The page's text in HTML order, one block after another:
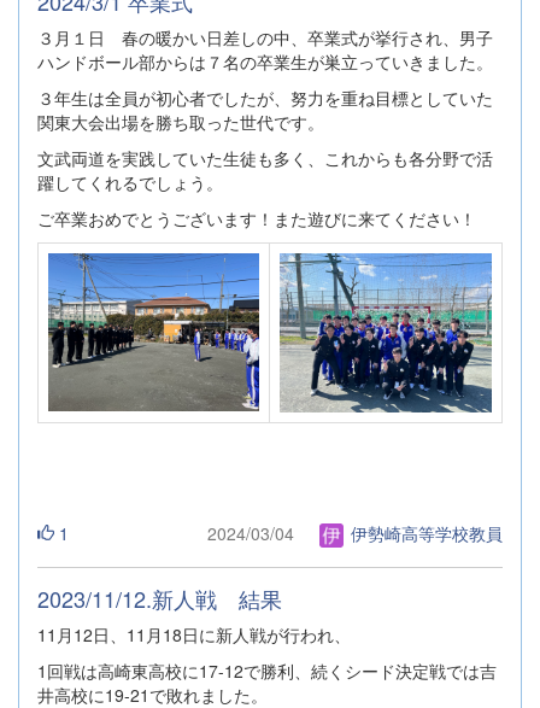
３月１日 春の暖かい日差しの中、卒業式が挙行され、男子
ハンドボール部からは７名の卒業生が巣立っていきました。
３年生は全員が初心者でしたが、努力を重ね目標としていた
関東大会出場を勝ち取った世代です。
文武両道を実践していた生徒も多く、これからも各分野で活
躍してくれるでしょう。
ご卒業おめでとうございます！また遊びに来てください！
1 2024/03/04 伊勢崎高等学校教員
2023/11/12.新人戦 結果
11月12日、11月18日に新人戦が行われ、
1回戦は高崎東高校に17-12で勝利、続くシード決定戦では吉
井高校に19-21で敗れました。